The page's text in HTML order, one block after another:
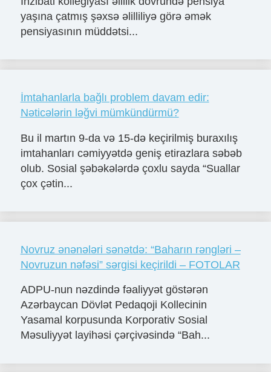
yaşına çatmış şəxsə əlilliliyə görə əmək
pensiyasının müddətsi...
İmtahanlarla bağlı problem davam edir:
Nəticələrin ləğvi mümkündürmü?
Bu il martın 9-da və 15-də keçirilmiş buraxılış
imtahanları cəmiyyətdə geniş etirazlara səbəb
olub. Sosial şəbəkələrdə çoxlu sayda “Suallar
çox çətin...
Novruz ənənələri sənətdə: “Baharın rəngləri –
Novruzun nəfəsi” sərgisi keçirildi – FOTOLAR
ADPU-nun nəzdində fəaliyyət göstərən
Azərbaycan Dövlət Pedaqoji Kollecinin
Yasamal korpusunda Korporativ Sosial
Məsuliyyət layihəsi çərçivəsində “Bah...